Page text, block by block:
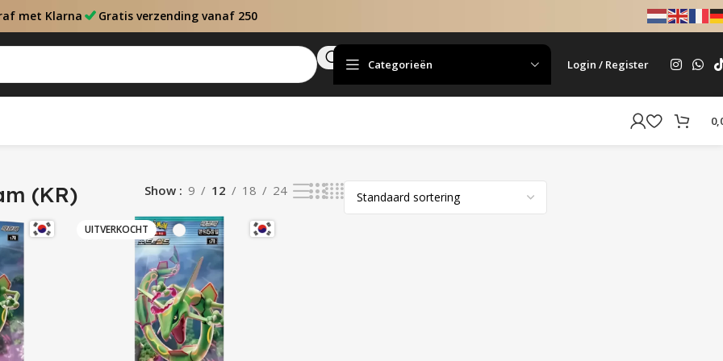
met Klarna Gratis verzending vanaf 250
Categorieën Login / Register
(KR) Show 9 12 18 24
UITVERKOCHT